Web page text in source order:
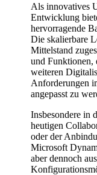
Als innovatives
Entwicklung
hervorragende
Die skalierbare
Mittelstand
und Funktionen,
weiteren
Anforderungen
angepasst zu
Insbesondere in
heutigen
oder der
Microsoft
aber dennoch